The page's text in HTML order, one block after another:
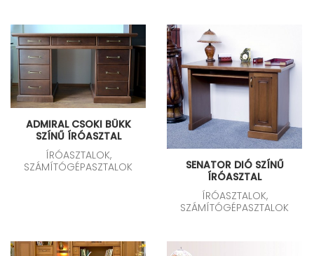
ADMIRAL CSOKI BÜKK
SZÍNŰ ÍRÓASZTAL
ÍRÓASZTALOK,
SZÁMÍTÓGÉPASZTALOK
SENATOR DIÓ SZÍNŰ
ÍRÓASZTAL
ÍRÓASZTALOK,
SZÁMÍTÓGÉPASZTALOK